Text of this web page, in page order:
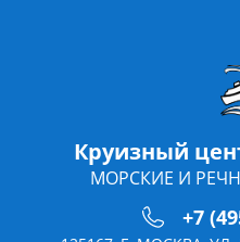
Круизный
МОРСКИЕ И
+7